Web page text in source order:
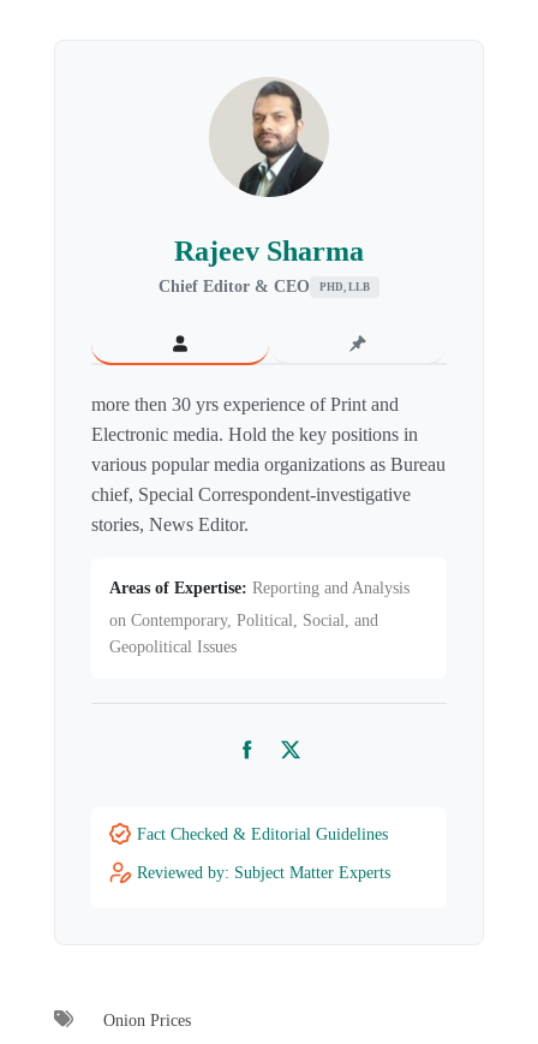
Rajeev Sharma
Chief Editor & CEO PHD, LLB
more then 30 yrs experience of Print and
Electronic media. Hold the key positions in
various popular media organizations as Bureau
chief, Special Correspondent-investigative
stories, News Editor.
Areas of Expertise: Reporting and Analysis
on Contemporary, Political, Social, and
Geopolitical Issues
FacebookTwitter
Fact Checked & Editorial Guidelines
Reviewed by: Subject Matter Experts
Onion Prices